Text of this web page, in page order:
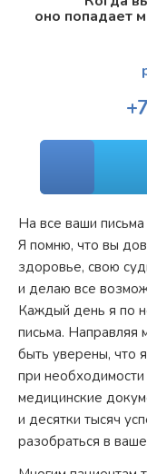
оно попадает
+7
На все ваши
Я помню, что вы
здоровье, свою
и делаю все
Каждый день я по
письма. Направляя
быть уверены, что
при
медицинские
и десятки тысяч
разобраться в